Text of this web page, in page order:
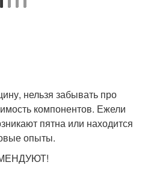
нельзя забывать про
компонентов. Ежели
пятна или находится
опыты.